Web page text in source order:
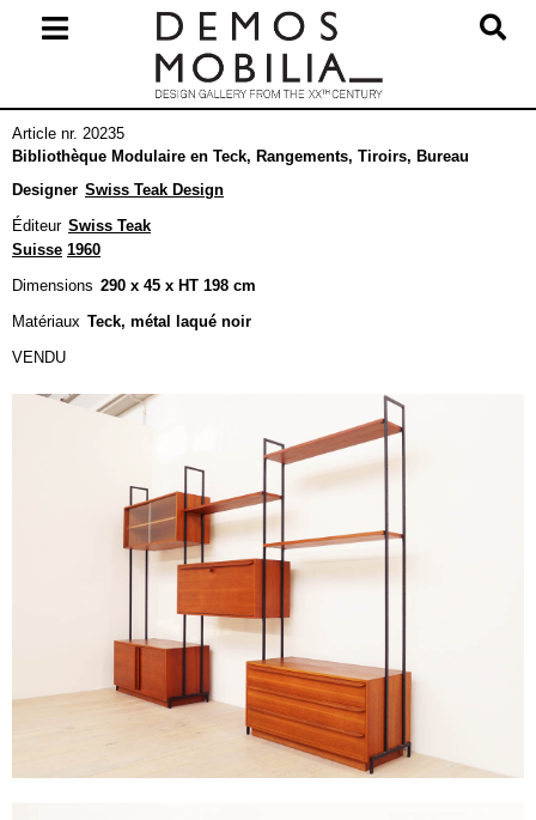
Navigation
Article nr. 20235
Bibliothèque Modulaire en Teck, Rangements, Tiroirs, Bureau
Designer Swiss Teak Design
Éditeur Swiss Teak
Suisse 1960
Dimensions 290 x 45 x HT 198 cm
Matériaux Teck, métal laqué noir
VENDU